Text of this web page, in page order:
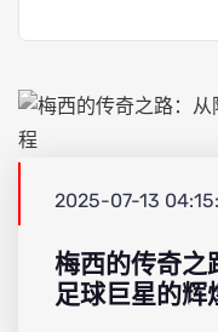
2025-07-13
梅西的传奇之
足球巨星的辉